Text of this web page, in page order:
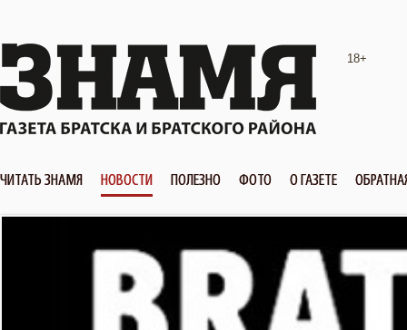
18+
ЧИТАТЬ ЗНАМЯ НОВОСТИ ПОЛЕЗНО ФОТО О ГАЗЕТЕ